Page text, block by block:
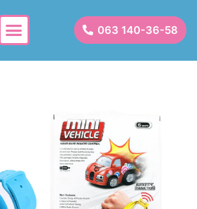
063 140-36-58